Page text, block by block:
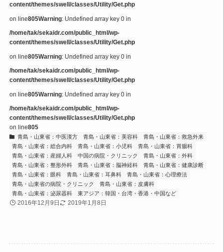
content/themes/swell/classes/Utility/Get.php
on line805Warning: Undefined array key 0 in
/home/tak/sekaidr.com/public_html/wp-
content/themes/swell/classes/Utility/Get.php
on line805Warning: Undefined array key 0 in
/home/tak/sekaidr.com/public_html/wp-
content/themes/swell/classes/Utility/Get.php
on line805Warning: Undefined array key 0 in
/home/tak/sekaidr.com/public_html/wp-
content/themes/swell/classes/Utility/Get.php
on line805
青島・山東省：中医漢方 青島・山東省：美容科
青島・山東省：救急外来
青島・山東省：総合内科
青島・山東省：小児科
青島・山東省：胃腸科
青島・山東省：産婦人科
中国の病院・クリニック
青島・山東省：外科
青島・山東省：整形外科
青島・山東省：脳神経科
青島・山東省：健康診断
青島・山東省：眼科
青島・山東省：耳鼻科
青島・山東省：心理療法
青島・山東省の病院・クリニック
青島・山東省：皮膚科
青島・山東省：泌尿器科
東アジア：韓国・台湾・香港・中国など
2016年12月9日 2019年1月8日